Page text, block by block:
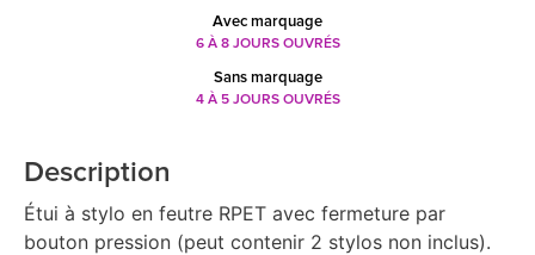
Avec marquage
6 À 8 JOURS OUVRÉS
Sans marquage
4 À 5 JOURS OUVRÉS
Description
Étui à stylo en feutre RPET avec fermeture par
bouton pression (peut contenir 2 stylos non inclus).